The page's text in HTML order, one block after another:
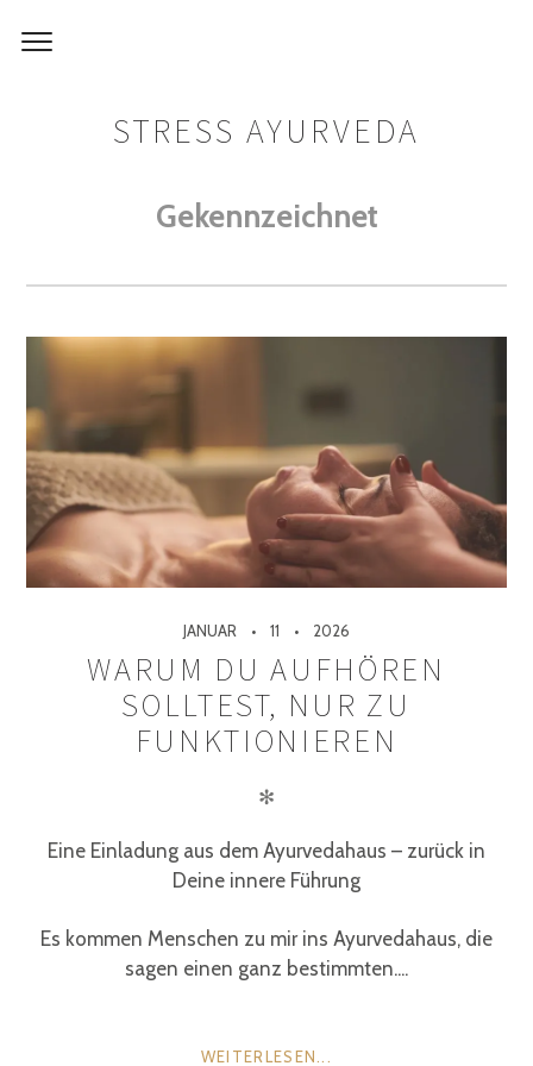
STRESS AYURVEDA
Gekennzeichnet
JANUAR 11 2026
WARUM DU AUFHÖREN
SOLLTEST, NUR ZU
FUNKTIONIEREN
✻
Eine Einladung aus dem Ayurvedahaus – zurück in
Deine innere Führung
Es kommen Menschen zu mir ins Ayurvedahaus, die
sagen einen ganz bestimmten....
WEITERLESEN...